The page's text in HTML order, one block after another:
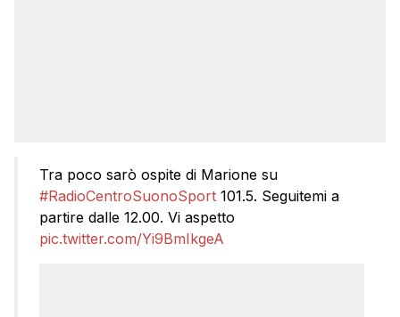
Tra poco sarò ospite di Marione su
#RadioCentroSuonoSport 101.5. Seguitemi a
partire dalle 12.00. Vi aspetto
pic.twitter.com/Yi9BmIkgeA